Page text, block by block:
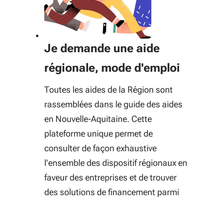
Je demande une aide
régionale, mode d'emploi
Toutes les aides de la Région sont
rassemblées dans le guide des aides
en Nouvelle-Aquitaine. Cette
plateforme unique permet de
consulter de façon exhaustive
l’ensemble des dispositif régionaux en
faveur des entreprises et de trouver
des solutions de financement parmi